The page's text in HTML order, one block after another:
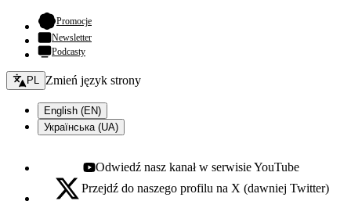
Promocje- otwiera się w nowej karcie
Newsletter
Podcasty
Zmień język - bieżący:
PL Zmień język strony
English (EN)
Українська (UA)
Youtube - otwiera się w nowej karcie
Odwiedź nasz kanał w serwisie YouTube
X - otwiera się w nowej karcie
Przejdź do naszego profilu na X (dawniej Twitter)